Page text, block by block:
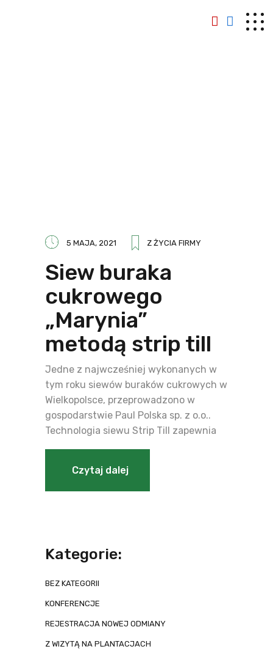
5 MAJA, 2021 Z ŻYCIA FIRMY
Siew buraka
cukrowego
„Marynia”
metodą strip till
Jedne z najwcześniej wykonanych w
tym roku siewów buraków cukrowych w
Wielkopolsce, przeprowadzono w
gospodarstwie Paul Polska sp. z o.o..
Technologia siewu Strip Till zapewnia
Czytaj dalej
Kategorie:
BEZ KATEGORII
KONFERENCJE
REJESTRACJA NOWEJ ODMIANY
Z WIZYTĄ NA PLANTACJACH